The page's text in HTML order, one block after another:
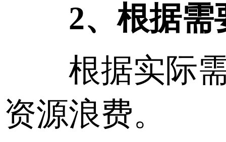
2、根据需
根据实际需
资源浪费。